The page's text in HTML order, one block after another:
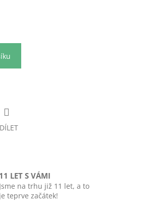
11 LET S VÁMI
Jsme na trhu již 11 let, a to
je teprve začátek!